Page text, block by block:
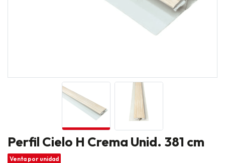
Perfil Cielo H Crema Unid. 381 cm
Venta por unidad